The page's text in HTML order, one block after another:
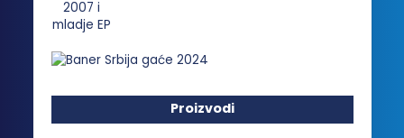
Proizvodi